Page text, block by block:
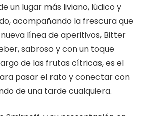
un lugar más liviano, lúdico y
acompañando la frescura que
línea de aperitivos, Bitter
sabroso y con un toque
de las frutas cítricas, es el
pasar el rato y conectar con
de una tarde cualquiera.